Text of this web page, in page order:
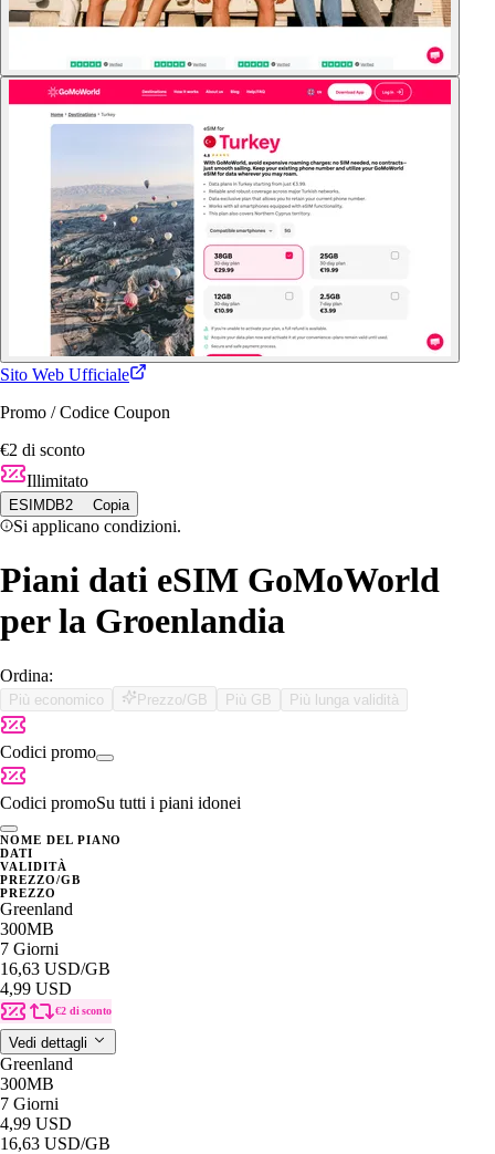
Sito Web Ufficiale
Promo / Codice Coupon
€2 di sconto
Illimitato
ESIMDB2 Copia
Si applicano condizioni.
Piani dati eSIM GoMoWorld
per la Groenlandia
Ordina:
Più economico Prezzo/GB Più GB Più lunga validità
Codici promo
Codici promoSu tutti i piani idonei
NOME DEL PIANO
DATI
VALIDITÀ
PREZZO/GB
PREZZO
Greenland
300MB
7 Giorni
16,63 USD/GB
4,99 USD
€2 di sconto
Vedi dettagli
Greenland
300MB
7 Giorni
4,99 USD
16,63 USD/GB